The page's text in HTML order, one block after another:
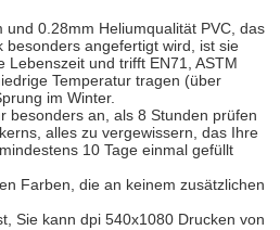
0.28mm Heliumqualität PVC, das
besonders angefertigt wird, ist sie
Lebenszeit und trifft EN71, ASTM
Temperatur tragen (über
im Winter.
besonders an, als 8 Stunden prüfen
alles zu vergewissern, das Ihre
10 Tage einmal gefüllt
Farben, die an keinem zusätzlichen
Sie kann dpi 540x1080 Drucken von